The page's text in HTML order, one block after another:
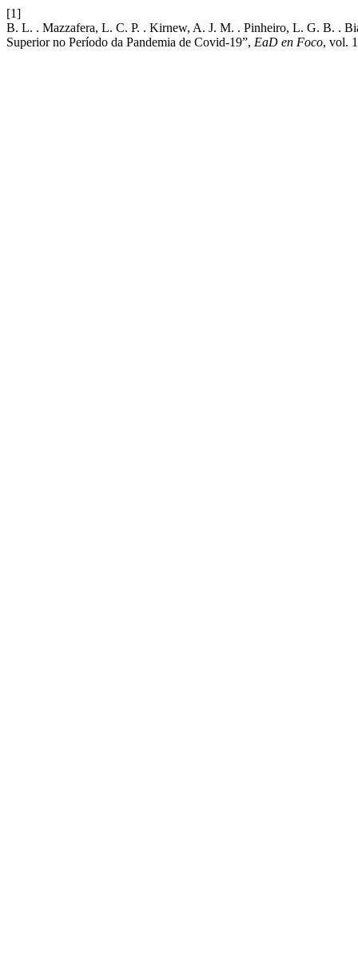
[1]
B. L. . Mazzafera, L. C. P. . Kirnew, A. J. M. . Pinheiro, L. G. B. .
Superior no Período da Pandemia de Covid-19”, EaD en Foco, vol.